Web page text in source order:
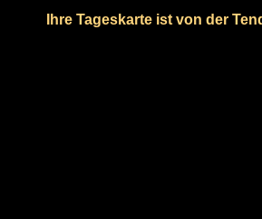
Ihre Tageskarte ist von der